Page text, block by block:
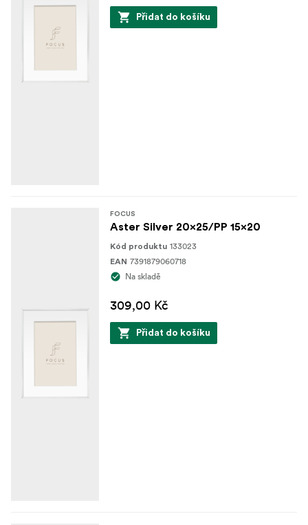
Přidat do košíku
FOCUS
Aster Silver 20x25/PP 15x20
Kód produktu 133023
EAN 7391879060718
Na skladě
309,00 Kč
Přidat do košíku